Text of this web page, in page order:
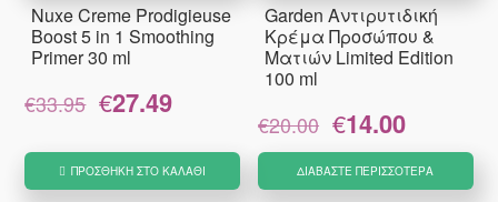
Nuxe Creme Prodigieuse
Boost 5 in 1 Smoothing
Primer 30 ml
€33.95
Original
price
€27.49
€27.49.
ΠΡΟΣΘΉΚΗ ΣΤΟ ΚΑΛΆΘΙ
Garden Αντιρυτιδική
Κρέμα Προσώπου &
Ματιών Limited Edition
100 ml
€20.00
Original
price
was:
€20.00.
€14.00
τιμή
είναι:
ΔΙΑΒΆΣΤΕ ΠΕΡΙΣΣΌΤΕΡΑ